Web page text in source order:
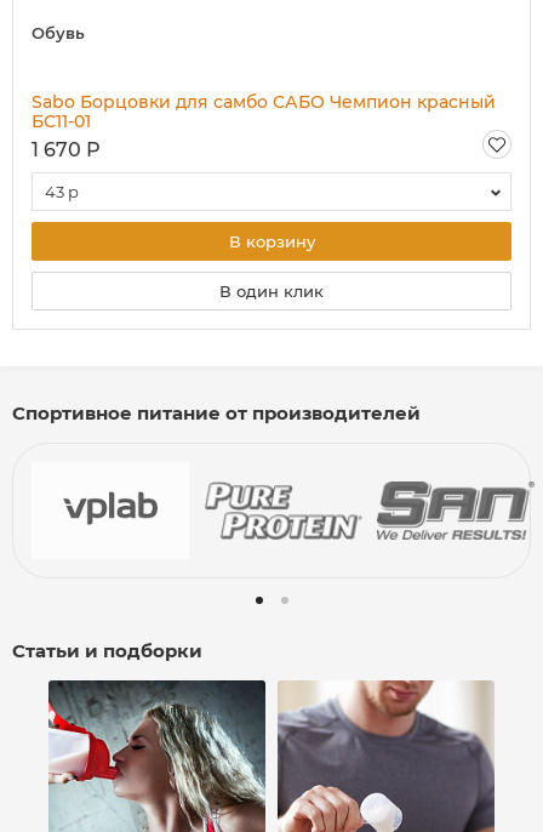
Обувь
Sabo Борцовки для самбо САБО Чемпион красный
БС11-01
1 670 Р
43 р
В корзину
В один клик
Спортивное питание от производителей
Статьи и подборки